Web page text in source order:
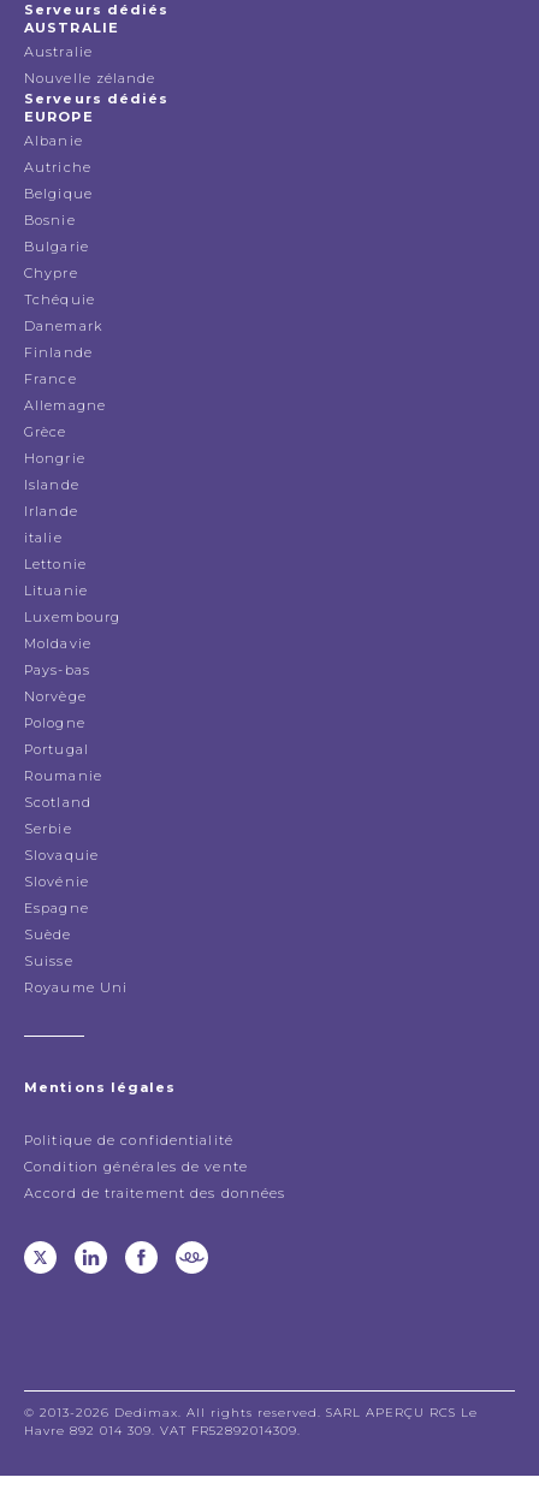
Serveurs dédiés
AUSTRALIE
Australie
Nouvelle zélande
Serveurs dédiés
EUROPE
Albanie
Autriche
Belgique
Bosnie
Bulgarie
Chypre
Tchéquie
Danemark
Finlande
France
Allemagne
Grèce
Hongrie
Islande
Irlande
italie
Lettonie
Lituanie
Luxembourg
Moldavie
Pays-bas
Norvège
Pologne
Portugal
Roumanie
Scotland
Serbie
Slovaquie
Slovénie
Espagne
Suède
Suisse
Royaume Uni
Mentions légales
Politique de confidentialité
Condition générales de vente
Accord de traitement des données
© 2013-2026 Dedimax. All rights reserved. SARL APERÇU RCS Le
Havre 892 014 309. VAT FR52892014309.